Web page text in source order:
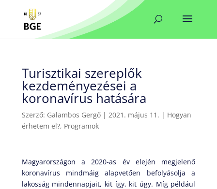
Turisztikai szereplők
kezdeményezései a
koronavírus hatására
Szerző: Galambos Gergő| 2021. május 11. | Hogyan
érhetem el?, Programok
Magyarországon a 2020-as év elején megjelenő
koronavírus mindmáig alapvetően befolyásolja a
lakosság mindennapjait, kit így, kit úgy. Míg például